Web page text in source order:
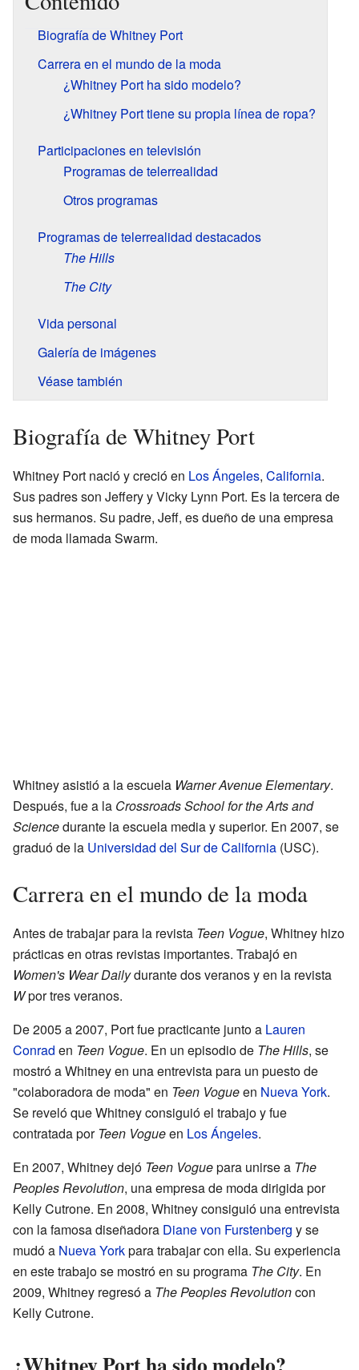
Biografía de Whitney Port
Carrera en el mundo de la moda
¿Whitney Port ha sido modelo?
¿Whitney Port tiene su propia línea de ropa?
Participaciones en televisión
Programas de telerrealidad
Otros programas
Programas de telerrealidad destacados
The Hills
The City
Vida personal
Galería de imágenes
Véase también
Biografía de Whitney Port
Whitney Port nació y creció en Los Ángeles, California.
Sus padres son Jeffery y Vicky Lynn Port. Es la tercera de
sus hermanos. Su padre, Jeff, es dueño de una empresa
de moda llamada Swarm.
Whitney asistió a la escuela Warner Avenue Elementary.
Después, fue a la Crossroads School for the Arts and
Sciencedurante la escuela media y superior. En 2007, se
graduó de la Universidad del Sur de California (USC).
Carrera en el mundo de la moda
Antes de trabajar para la revista Teen Vogue, Whitney hizo
prácticas en otras revistas importantes. Trabajó en
Women's Wear Dailydurante dos veranos y en la revista
Wpor tres veranos.
De 2005 a 2007, Port fue practicante junto a Lauren
Conrad en Teen Vogue. En un episodio de The Hills, se
mostró a Whitney en una entrevista para un puesto de
"colaboradora de moda" en Teen Vogueen Nueva York.
Se reveló que Whitney consiguió el trabajo y fue
contratada porTeen Vogueen Los Ángeles.
En 2007, Whitney dejó Teen Voguepara unirse a The
Peoples Revolution, una empresa de moda dirigida por
Kelly Cutrone. En 2008, Whitney consiguió una entrevista
con la famosa diseñadora Diane von Furstenberg y se
mudó a Nueva Yorkpara trabajar con ella. Su experiencia
en este trabajo se mostró en su programa The City. En
2009, Whitney regresó a The Peoples Revolutioncon
Kelly Cutrone.